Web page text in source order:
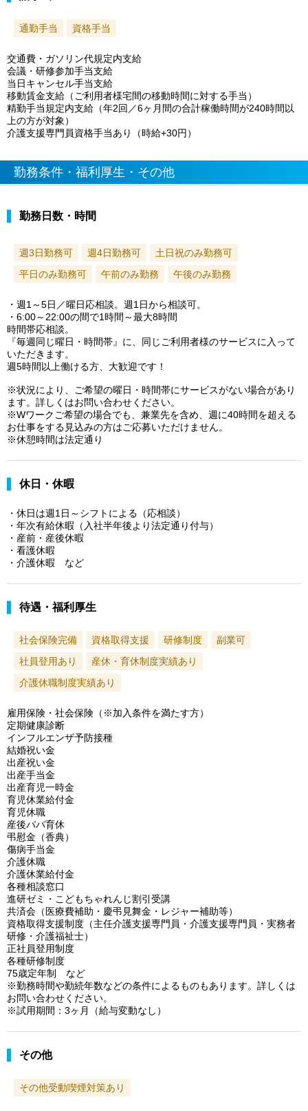
通勤手当 資格手当
交通費・ガソリン代規定内支給
会議・研修参加手当支給
当日キャンセル手当支給
移動賃金支給（ご利用者様宅間の移動時間に対する手当）
精勤手当規定内支給（年2回／6ヶ月間の合計稼働時間が240時間以
上の方が対象）
介護支援専門員資格手当あり（時給+30円）
勤務条件・福利厚生・その他
勤務日数・時間
週3日勤務可 週4日勤務可
土日祝のみ勤務可
平日のみ勤務可
午前のみ勤務 午後のみ勤務
・週1～5日／曜日応相談。週1日から相談可。
・6:00～22:00の間で1時間～最大8時間
時間帯応相談。
『毎週同じ曜日・時間帯』に、同じご利用者様のサービスに入って
いただきます。
週5時間以上働ける方、大歓迎です！
※状況により、ご希望の曜日・時間帯にサービスがない場合があり
ます。詳しくはお問い合わせください。
※Wワークご希望の場合でも、兼業先を含め、週に40時間を超える
お仕事をする見込みの方はご応募いただけません。
※休憩時間は法定通り
休日・休暇
・休日は週1日～シフトによる（応相談）
・年次有給休暇（入社半年後より法定通り付与）
・産前・産後休暇
・看護休暇
・介護休暇 など
待遇・福利厚生
社会保険完備 資格取得支援 研修制度
副業可
社員登用あり
産休・育休制度実績あり
介護休職制度実績あり
雇用保険・社会保険（※加入条件を満たす方）
定期健康診断
インフルエンザ予防接種
結婚祝い金
出産祝い金
出産手当金
出産育児一時金
育児休業給付金
育児休職
産後パパ育休
弔慰金（香典）
傷病手当金
介護休職
介護休業給付金
各種相談窓口
進研ゼミ・こどもちゃれんじ割引受講
共済会（医療費補助・慶弔見舞金・レジャー補助等）
資格取得支援制度（主任介護支援専門員・介護支援専門員・実務者
研修・介護福祉士）
正社員登用制度
各種研修制度
75歳定年制 など
※勤務時間や勤続年数などの条件によるものもあります。詳しくは
お問い合わせください。
※試用期間：3ヶ月（給与変動なし）
その他
その他受動喫煙対策あり